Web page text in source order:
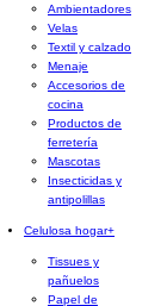
Ambientadores
Velas
Textil y calzado
Menaje
Accesorios de
cocina
Productos de
ferretería
Mascotas
Insecticidas y
antipolillas
Celulosa hogar+
Tissues y
pañuelos
Papel de